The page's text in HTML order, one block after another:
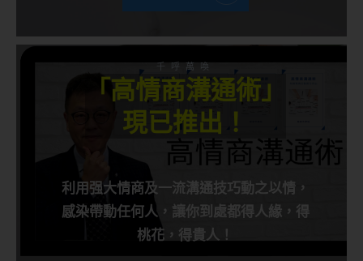
千呼萬喚
「高情商溝通術」
現已推出！
利用强大情商及一流溝通技巧動之以情，
感染帶動任何人，讓你到處都得人緣，得
桃花，得貴人！